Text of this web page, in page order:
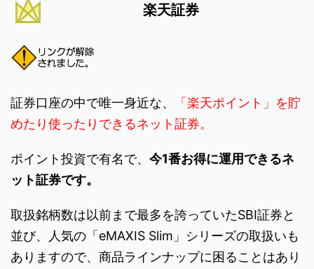
楽天証券
証券口座の中で唯一身近な、
「楽天ポイント」を貯
めたり使ったりできるネット証券。
ポイント投資で有名で、 今1番お得に運用できるネ
ット証券です。
取扱銘柄数は以前まで最多を誇っていたSBI証券と
並び、人気の「eMAXIS Slim」シリーズの取扱いも
ありますので、商品ラインナップに困ることはあり